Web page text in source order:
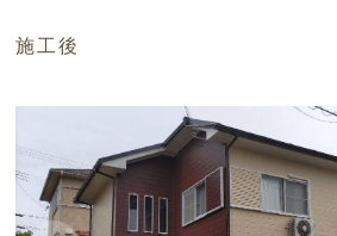
施工後